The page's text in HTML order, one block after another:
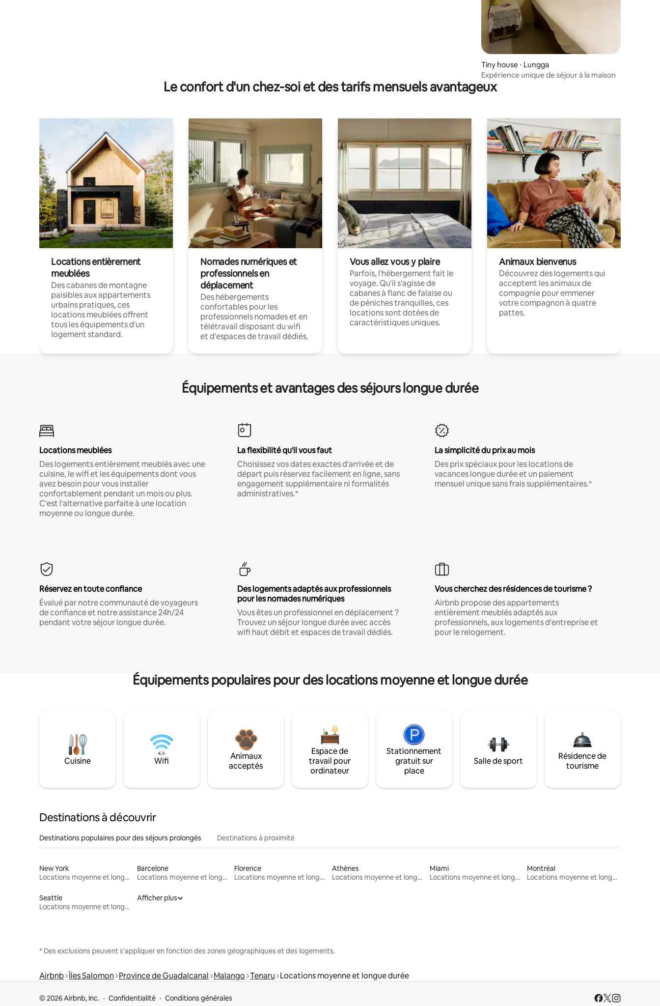
Tiny house ⋅ Lungga
Expérience unique de séjour à la maison
Le confort d'un chez-soi et des tarifs mensuels avantageux
Locations entièrement
meublées
Des cabanes de montagne
paisibles aux appartements
urbains pratiques, ces
locations meublées offrent
tous les équipements d'un
logement standard.
Nomades numériques et
professionnels en
déplacement
Des hébergements
confortables pour les
professionnels nomades et en
télétravail disposant du wifi
et d'espaces de travail dédiés.
Vous allez vous y plaire
Parfois, l'hébergement fait le
voyage. Qu'il s'agisse de
cabanes à flanc de falaise ou
de péniches tranquilles, ces
locations sont dotées de
caractéristiques uniques.
Animaux bienvenus
Découvrez des logements qui
acceptent les animaux de
compagnie pour emmener
votre compagnon à quatre
pattes.
Équipements et avantages des séjours longue durée
Locations meublées
Des logements entièrement meublés avec une
cuisine, le wifi et les équipements dont vous
avez besoin pour vous installer
confortablement pendant un mois ou plus.
C'est l'alternative parfaite à une location
moyenne ou longue durée.
La flexibilité qu'il vous faut
Choisissez vos dates exactes d'arrivée et de
départ puis réservez facilement en ligne, sans
engagement supplémentaire ni formalités
administratives.*
La simplicité du prix au mois
Des prix spéciaux pour les locations de
vacances longue durée et un paiement
mensuel unique sans frais supplémentaires.*
Réservez en toute confiance
Évalué par notre communauté de voyageurs
de confiance et notre assistance 24h/24
pendant votre séjour longue durée.
Des logements adaptés aux professionnels
pour les nomades numériques
Vous êtes un professionnel en déplacement ?
Trouvez un séjour longue durée avec accès
wifi haut débit et espaces de travail dédiés.
Vous cherchez des résidences de tourisme ?
Airbnb propose des appartements
entièrement meublés adaptés aux
professionnels, aux logements d'entreprise et
pour le relogement.
Équipements populaires pour des locations moyenne et longue durée
Cuisine Wifi
Animaux
acceptés
Espace de
travail pour
ordinateur
Stationnement
gratuit sur
place
Salle de sport
Résidence de
tourisme
Destinations à découvrir
Destinations populaires pour des séjours prolongés Destinations à proximité
New York
Locations moyenne et longue durée
Barcelone
Locations moyenne et longue durée
Florence
Locations moyenne et longue durée
Athènes
Locations moyenne et longue durée
Miami
Locations moyenne et longue durée
Montréal
Locations moyenne et longue durée
Seattle
Locations moyenne et longue durée
Afficher plus
* Des exclusions peuvent s'appliquer en fonction des zones géographiques et des logements.
Airbnb Îles Salomon Province de Guadalcanal Malango Tenaru Locations moyenne et longue durée
© 2026 Airbnb, Inc. Confidentialité Conditions générales